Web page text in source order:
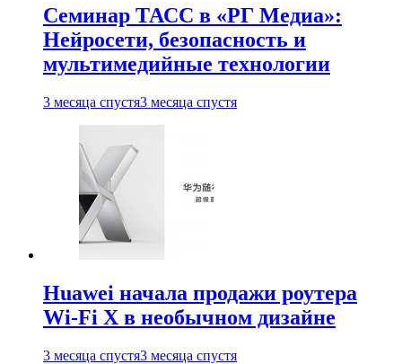
Семинар ТАСС в «РГ Медиа»:
Нейросети, безопасность и
мультимедийные технологии
3 месяца спустя3 месяца спустя
Huawei начала продажи роутера
Wi-Fi X в необычном дизайне
3 месяца спустя3 месяца спустя